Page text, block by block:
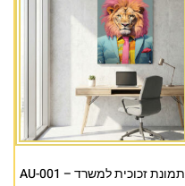
תמונת זכוכית למשרד – AU-001